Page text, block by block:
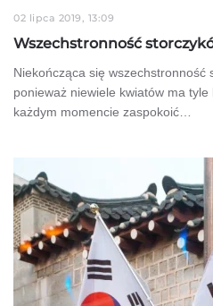
02 lipca 2019, 13:09
Wszechstronność
Niekończąca się wszechstronność
ponieważ niewiele kwiatów ma tyle
każdym momencie zaspokoić…